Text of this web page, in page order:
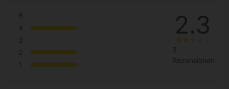
5
4
3
2
2.3
3
Rezensionen